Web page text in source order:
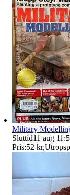
Military
Sluttid11 aug
Pris:52 kr,